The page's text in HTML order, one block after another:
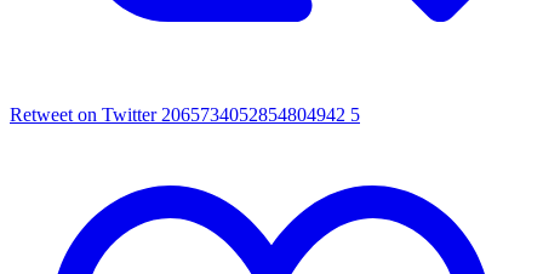
Retweet on Twitter 2065734052854804942 5